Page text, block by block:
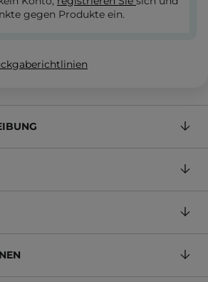
gegen Produkte ein.